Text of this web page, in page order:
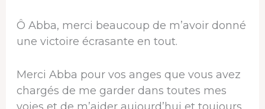
Ô Abba, merci beaucoup de m’avoir donné
une victoire écrasante en tout.
Merci Abba pour vos anges que vous avez
chargés de me garder dans toutes mes